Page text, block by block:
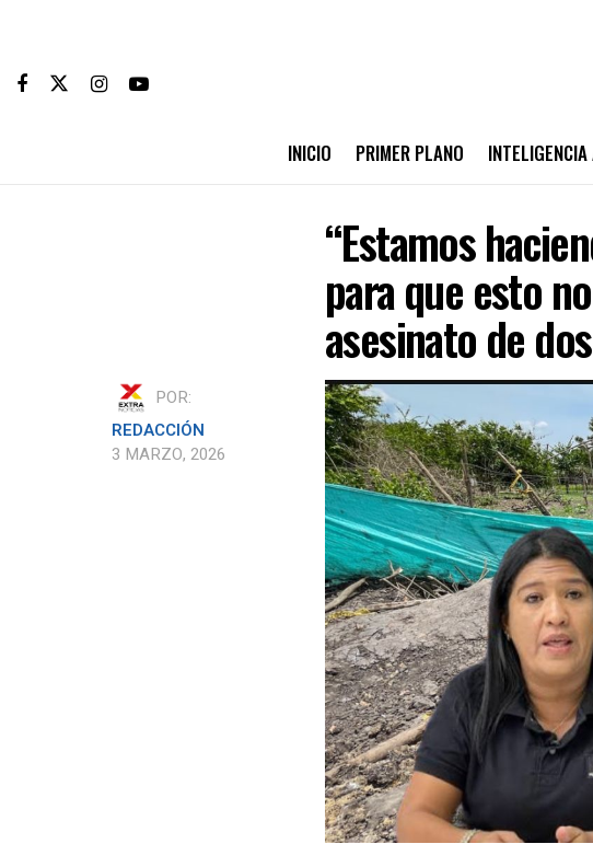
INICIO PRIMER PLANO
“Estamos
para que esto
asesinato de
POR:
REDACCIÓN
3 MARZO, 2026